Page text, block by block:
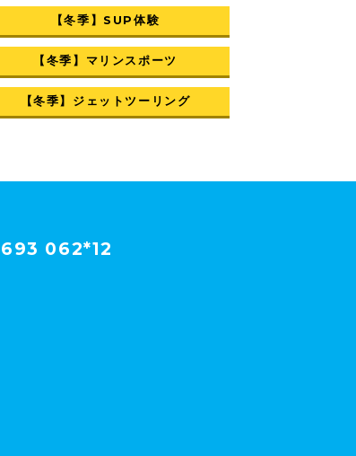
【冬季】SUP体験
【冬季】マリンスポーツ
【冬季】ジェットツーリング
062*12